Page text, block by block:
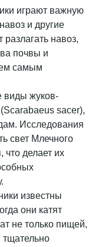
играют важную
и другие
навоз,
почвы и
самым
виды жуков-
sacer),
Исследования
свет Млечного
что делает их
известны
они катят
не только пищей,
тщательно